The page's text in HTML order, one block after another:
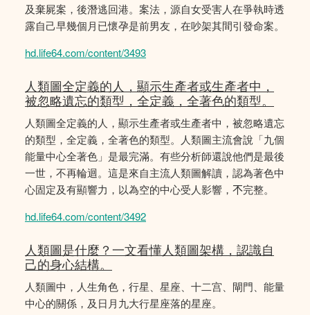
及棄屍案，後潛逃回港。案法，源自女受害人在爭執時透
露自己早幾個月已懷孕是前男友，在吵架其間引發命案。
hd.life64.com/content/3493
人類圖全定義的人，顯示生產者或生產者中，
被忽略遺忘的類型，全定義，全著色的類型。
人類圖全定義的人，顯示生產者或生產者中，被忽略遺忘
的類型，全定義，全著色的類型。人類圖主流會說「九個
能量中心全著色」是最完滿。有些分析師還說他們是最後
一世，不再輪迴。這是來自主流人類圖解讀，認為著色中
心固定及有顯響力，以為空的中心受人影響，𣎴完整。
hd.life64.com/content/3492
人類圖是什麼？一文看懂人類圖架構，認識自
己的身心結構。
人類圖中，人生角色，行星、星座、十二宫、閘門、能量
中心的關係，及日月九大行星座落的星座。